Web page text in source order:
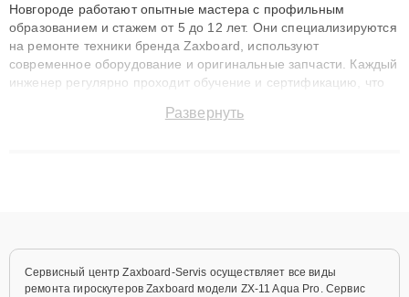
Новгороде работают опытные мастера с профильным
образованием и стажем от 5 до 12 лет. Они специализируются
на ремонте техники бренда Zaxboard, используют
современное оборудование и оригинальные запчасти. Каждый
инженер регулярно проходит обучение и сертификацию, что
восстанавливать технику с сохранением гарантии до 3 лет.
Развернуть
Сервисный центр Zaxboard-Servis осуществляет все виды
ремонта гироскутеров Zaxboard модели ZX-11 Aqua Pro. Сервис